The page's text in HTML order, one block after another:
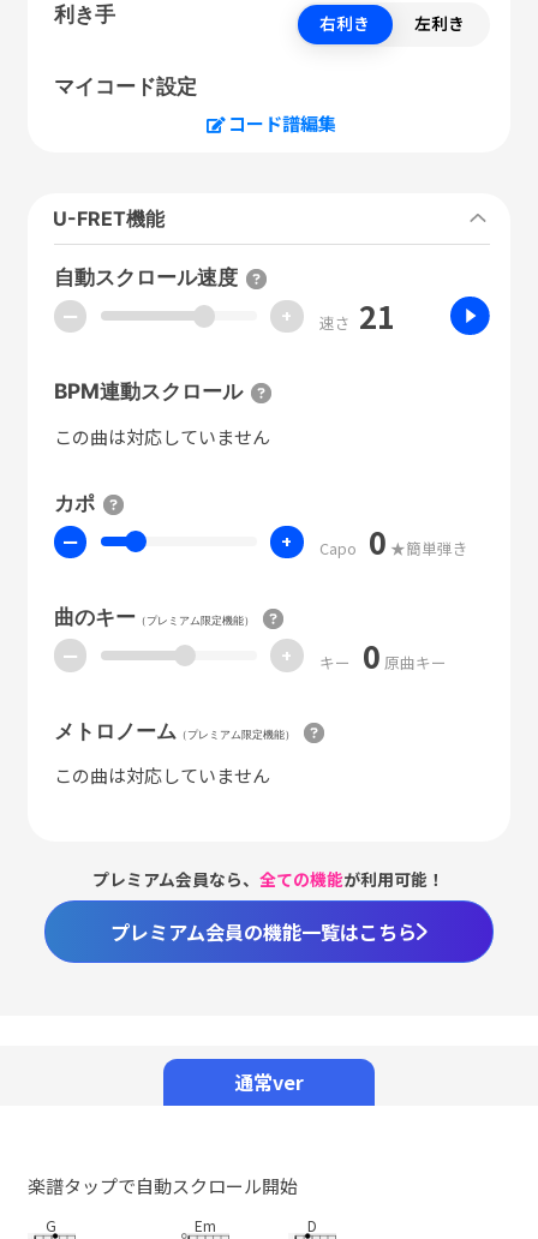
利き手 右利き 左利き
マイコード設定
コード譜編集
U-FRET機能
自動スクロール速度
ー + 速さ 21
BPM連動スクロール
この曲は対応していません
カポ
ー + Capo 0 ★簡単弾き
曲のキー（プレミアム限定機能）
ー + キー 0 原曲キー
メトロノーム （プレミアム限定機能）
この曲は対応していません
プレミアム会員なら、全ての機能が利用可能！
プレミアム会員の機能一覧はこちら
通常ver
楽譜タップで自動スクロール開始
G Em D